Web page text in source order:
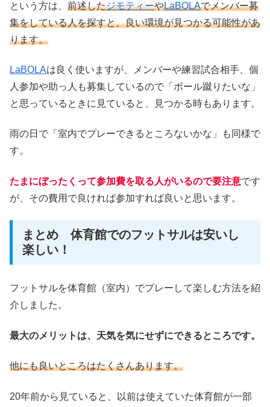
という方は、 前述したジモティーやLaBOLAでメンバー募
集をしている人を探すと、良い環境が見つかる可能性があ
ります。
LaBOLAは良く使いますが、メンバーや練習試合相手、個
人参加や助っ人も募集しているので「ボール蹴りたいな」
と思っているときに見ていると、見つかる時もあります。
雨の日で「室内でプレーできるところないかな」も同様で
す。
たまにぼったくって参加費を取る人がいるので要注意です
が、その費用で良ければ参加すれば良いと思います。
まとめ 体育館でのフットサルは安いし
楽しい！
フットサルを体育館（室内）でプレーして楽しむ方法を紹
介しました。
最大のメリットは、天気を気にせずにできるところです。
他にも良いところはたくさんあります。
20年前から見ていると、以前は使えていた体育館が一部